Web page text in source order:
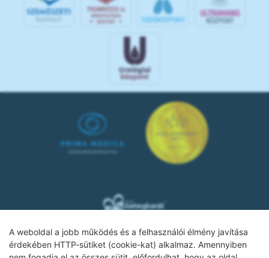
A weboldal a jobb működés és a felhasználói élmény javítása
érdekében HTTP-sütiket (cookie-kat) alkalmaz. Amennyiben